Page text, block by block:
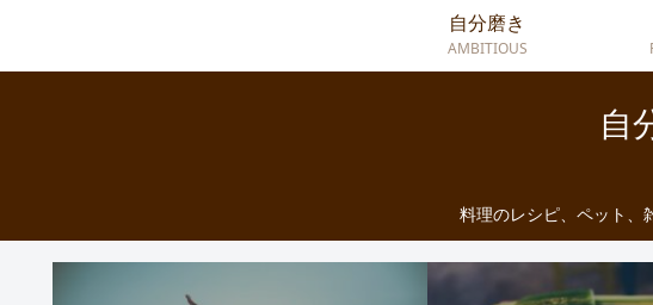
自
料理のレシピ、ペット、
自分磨き
AMBITIOUS